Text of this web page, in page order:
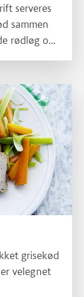
serveres
sammen
rødløg og
grisekød
velegnet